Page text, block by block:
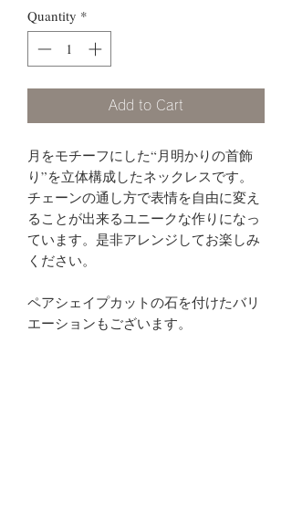
Quantity *
Add to Cart
月をモチーフにした“月明かりの首飾
り”を立体構成したネックレスです。
チェーンの通し方で表情を自由に変え
ることが出来るユニークな作りになっ
ています。是非アレンジしてお楽しみ
ください。
ペアシェイプカットの石を付けたバリ
エーションもございます。